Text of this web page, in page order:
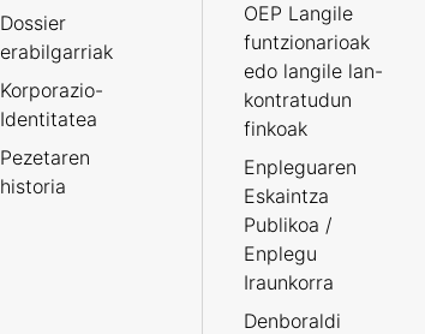
Dossier
erabilgarriak
Korporazio-
Identitatea
Pezetaren
historia
OEP Langile
funtzionarioak
edo langile lan-
kontratudun
finkoak
Enpleguaren
Eskaintza
Publikoa /
Enplegu
Iraunkorra
Denboraldi